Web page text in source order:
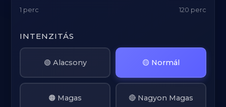
1 perc 120 perc
INTENZITÁS
🟢 Alacsony 🟡 Normál
🟠 Magas 🔴 Nagyon Magas